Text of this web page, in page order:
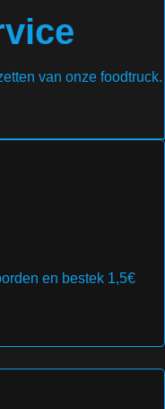
van onze foodtruck.
en bestek 1,5€